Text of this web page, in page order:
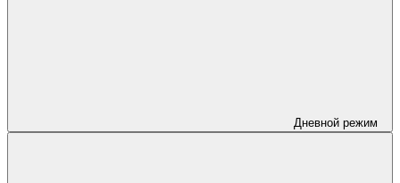
Дневной режим